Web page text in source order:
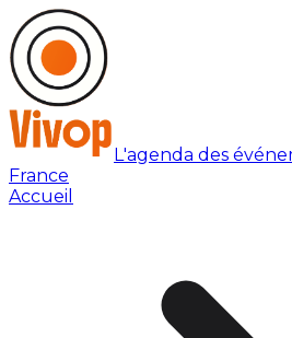
L'agenda des
France
Accueil